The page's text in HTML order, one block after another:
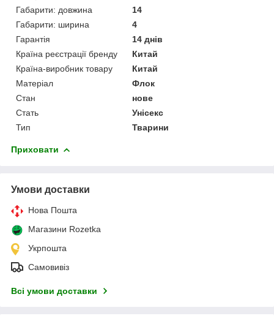
Габарити: довжина
14
Габарити: ширина
4
Гарантія
14 днів
Країна реєстрації бренду
Китай
Країна-виробник товару
Китай
Матеріал
Флок
Стан
нове
Стать
Унісекс
Тип
Тварини
Приховати
Умови доставки
Нова Пошта
Магазини Rozetka
Укрпошта
Самовивіз
Всі умови доставки